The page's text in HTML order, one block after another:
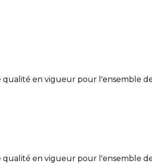
en vigueur pour l'ensemble
en vigueur pour l'ensemble